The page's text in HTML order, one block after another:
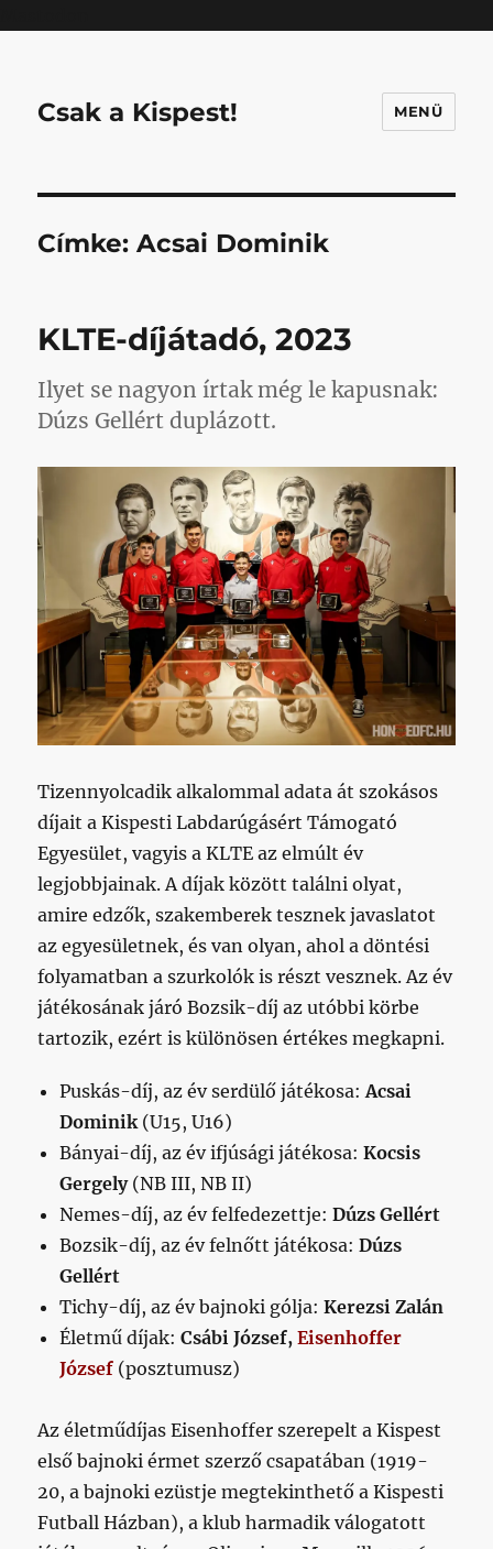
Csak a Kispest! MENÜ
Címke:Acsai Dominik
KLTE-díjátadó, 2023
Ilyet se nagyon írtak még le kapusnak:
Dúzs Gellért duplázott.
Tizennyolcadik alkalommal adata át szokásos
díjait a Kispesti Labdarúgásért Támogató
Egyesület, vagyis a KLTE az elmúlt év
legjobbjainak. A díjak között találni olyat,
amire edzők, szakemberek tesznek javaslatot
az egyesületnek, és van olyan, ahol a döntési
folyamatban a szurkolók is részt vesznek. Az év
játékosának járó Bozsik-díj az utóbbi körbe
tartozik, ezért is különösen értékes megkapni.
Puskás-díj, az év serdülő játékosa:Acsai
Dominik (U15, U16)
Bányai-díj, az év ifjúsági játékosa:Kocsis
Gergely (NB III, NB II)
Nemes-díj, az év felfedezettje:Dúzs Gellért
Bozsik-díj, az év felnőtt játékosa:Dúzs
Gellért
Tichy-díj, az év bajnoki gólja:Kerezsi Zalán
Életmű díjak:Csábi József,Eisenhoffer
József (posztumusz)
Az életműdíjas Eisenhoffer szerepelt a Kispest
első bajnoki érmet szerző csapatában (1919-
20, a bajnoki ezüstje megtekinthető a Kispesti
Futball Házban), a klub harmadik válogatott